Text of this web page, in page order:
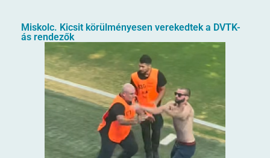
Miskolc. Kicsit körülményesen verekedtek a DVTK-
ás rendezők